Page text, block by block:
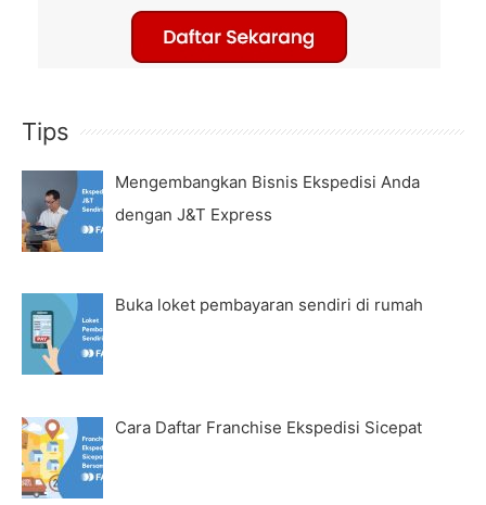
Tips
Mengembangkan Bisnis Ekspedisi Anda
dengan J&T Express
Buka loket pembayaran sendiri di rumah
Cara Daftar Franchise Ekspedisi Sicepat